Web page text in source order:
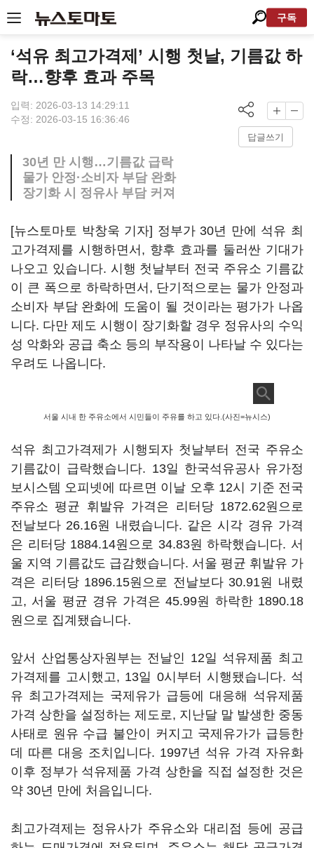
구독
‘석유 최고가격제’ 시행 첫날, 기름값 하
락…향후 효과 주목
입력: 2026-03-13 14:29:11
수정: 2026-03-15 16:36:46
답글쓰기
30년 만 시행…기름값 급락
물가 안정·소비자 부담 완화
장기화 시 정유사 부담 커져
[뉴스토마토 박창욱 기자] 정부가 30년 만에 석유 최
고가격제를 시행하면서, 향후 효과를 둘러싼 기대가
나오고 있습니다. 시행 첫날부터 전국 주유소 기름값
이 큰 폭으로 하락하면서, 단기적으로는 물가 안정과
소비자 부담 완화에 도움이 될 것이라는 평가가 나옵
니다. 다만 제도 시행이 장기화할 경우 정유사의 수익
성 악화와 공급 축소 등의 부작용이 나타날 수 있다는
우려도 나옵니다.
서울 시내 한 주유소에서 시민들이 주유를 하고 있다.(사진=뉴시스)
석유 최고가격제가 시행되자 첫날부터 전국 주유소
기름값이 급락했습니다. 13일 한국석유공사 유가정
보시스템 오피넷에 따르면 이날 오후 12시 기준 전국
주유소 평균 휘발유 가격은 리터당 1872.62원으로
전날보다 26.16원 내렸습니다. 같은 시각 경유 가격
은 리터당 1884.14원으로 34.83원 하락했습니다. 서
울 지역 기름값도 급감했습니다. 서울 평균 휘발유 가
격은 리터당 1896.15원으로 전날보다 30.91원 내렸
고, 서울 평균 경유 가격은 45.99원 하락한 1890.18
원으로 집계됐습니다.
앞서 산업통상자원부는 전날인 12일 석유제품 최고
가격제를 고시했고, 13일 0시부터 시행됐습니다. 석
유 최고가격제는 국제유가 급등에 대응해 석유제품
가격 상한을 설정하는 제도로, 지난달 말 발생한 중동
사태로 원유 수급 불안이 커지고 국제유가가 급등한
데 따른 대응 조치입니다. 1997년 석유 가격 자유화
이후 정부가 석유제품 가격 상한을 직접 설정한 것은
약 30년 만에 처음입니다.
최고가격제는 정유사가 주유소와 대리점 등에 공급